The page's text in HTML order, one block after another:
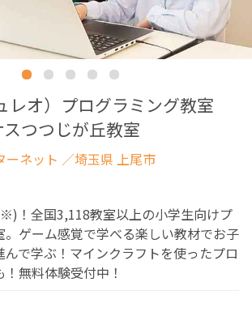
レオ）プログラミング教室
つつじが丘教室
ーネット ／埼玉県 上尾市
！全国3,118教室以上の小学生向けプ
。ゲーム感覚で学べる楽しい教材でお子
んで学ぶ！マインクラフトを使ったプロ
無料体験受付中！